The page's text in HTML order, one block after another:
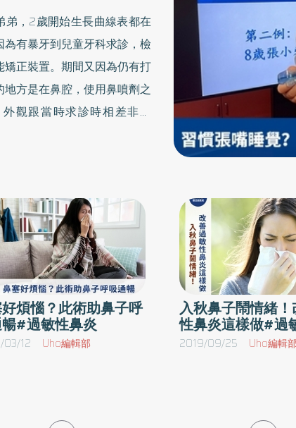
弟，2歲開始生長曲線表都在
有暴牙到兒童牙科求診，檢
正裝置。期間又因為仍有打
方是在鼻腔，使用鼻噴劑之
觀跟當時求診時相差非常
比例比20年前增加了3倍。
鼻黏膜發炎腫脹及下鼻甲肥
，而較嚴重的呼吸道阻塞，
暫時停止的情形。由於睡眠
長遲緩的現象，甚至有學者
動、注意力不集中、語言學
咬合，效果較佳。 搭配口
煩惱？此術助鼻子呼
#過敏性鼻炎
12 Uho編輯部
入秋鼻子鬧情緒
性鼻炎這樣做#過
2019/09/25 Uho編輯部